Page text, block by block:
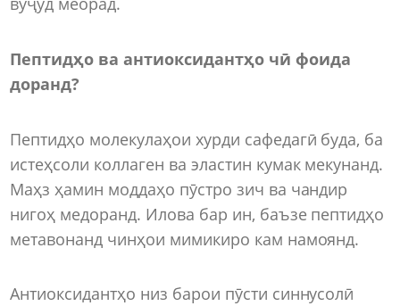
Пептидҳо ва антиоксидантҳо чӣ фоида
доранд?
Пептидҳо молекулаҳои хурди сафедагӣ буда, ба
истеҳсоли коллаген ва эластин кумак мекунанд.
Маҳз ҳамин моддаҳо пӯстро зич ва чандир
нигоҳ медоранд. Илова бар ин, баъзе пептидҳо
метавонанд чинҳои мимикиро кам намоянд.
Антиоксидантҳо низ барои пӯсти синнусолӣ